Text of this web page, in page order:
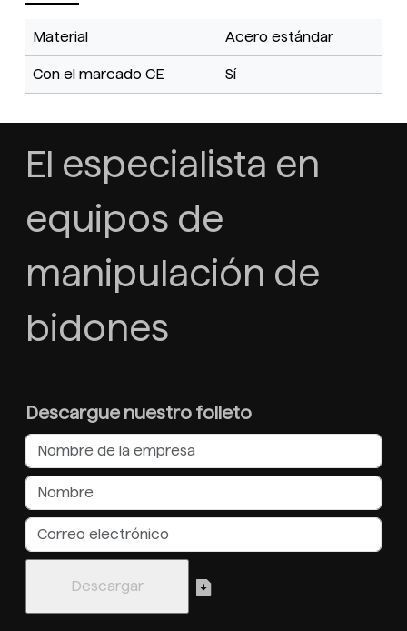
Material Acero estándar
Con el marcado CE Sí
El especialista en
equipos de
manipulación de
bidones
Descargue nuestro folleto